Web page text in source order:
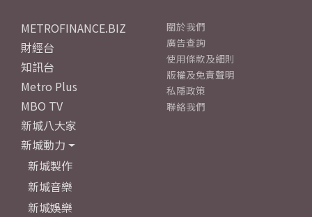
METROFINANCE.BIZ
財經台
知訊台
Metro Plus
MBO TV
新城八大家
新城動力
新城製作
新城音樂
新城娛樂
關於我們
廣告查詢
使用條款及細則
版權及免責聲明
私隱政策
聯絡我們